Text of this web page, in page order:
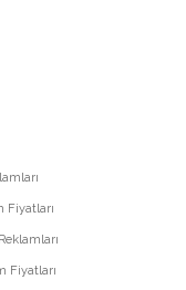
Fiyatları
Fiyatları